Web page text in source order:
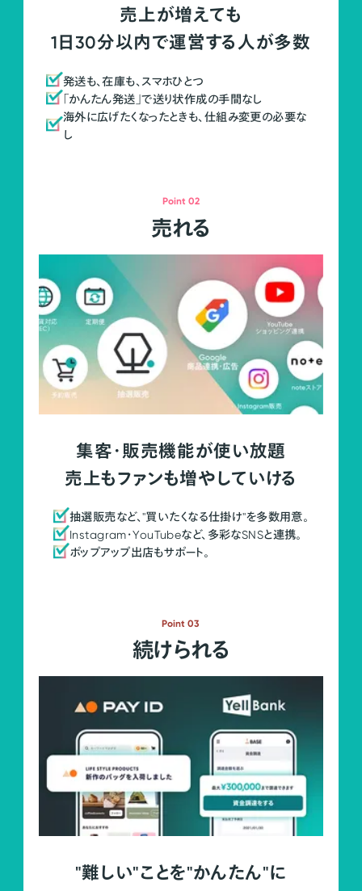
売上が増えても
1日30分以内で運営する人が多数
発送も、在庫も、スマホひとつ
「かんたん発送」で送り状作成の手間なし
海外に広げたくなったときも、仕組み変更の必要な
し
Point 02
売れる
集客・販売機能が使い放題
売上もファンも増やしていける
抽選販売など、"買いたくなる仕掛け"を多数用意。
Instagram・YouTubeなど、多彩なSNSと連携。
ポップアップ出店もサポート。
Point 03
続けられる
"難しい"ことを"かんたん"に